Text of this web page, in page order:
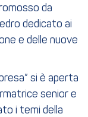
da
dedicato ai
e delle nuove
si è aperta
senior e
i temi della